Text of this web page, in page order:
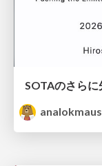
analokmaus